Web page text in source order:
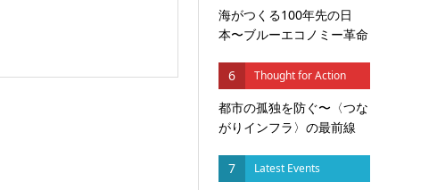
海がつくる100年先の日
本〜ブルーエコノミー革命
6 Thought for Action
都市の孤独を防ぐ〜〈つな
がりインフラ〉の最前線
7 Latest Events